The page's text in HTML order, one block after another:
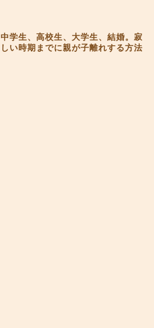
中学生、高校生、大学生、結婚。寂
しい時期までに親が子離れする方法